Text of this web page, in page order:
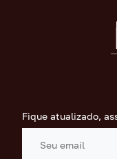
Fique atualizado,